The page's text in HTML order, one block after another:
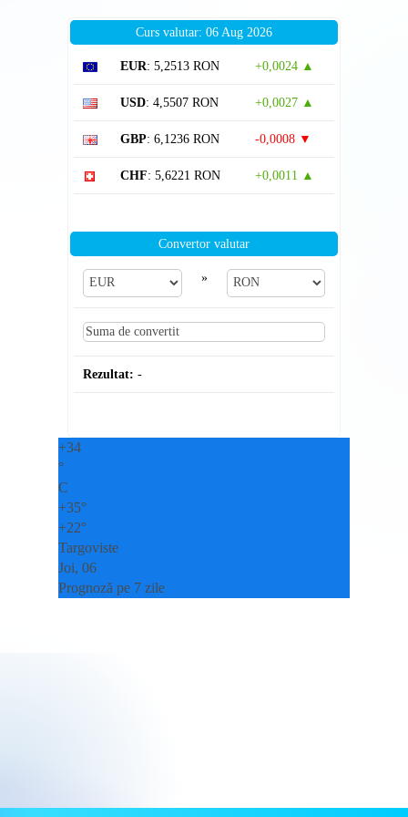
Curs valutar: 06 Aug 2026
EUR: 5,2513 RON +0,0024 ▲
USD: 4,5507 RON +0,0027 ▲
GBP: 6,1236 RON -0,0008 ▼
CHF: 5,6221 RON +0,0011 ▲
Convertor valutar
»
Rezultat: -
+34
°
C
+35°
+22°
Targoviste
Joi, 06
Prognoză pe 7 zile